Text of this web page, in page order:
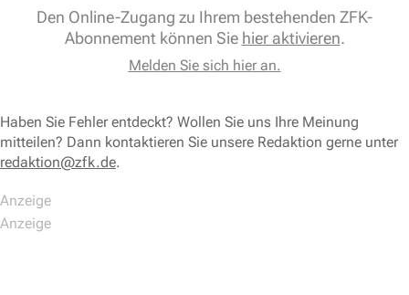
Den Online-Zugang zu Ihrem bestehenden ZFK-
Abonnement können Sie hier aktivieren.
Melden Sie sich hier an.
Haben Sie Fehler entdeckt? Wollen Sie uns Ihre Meinung
mitteilen? Dann kontaktieren Sie unsere Redaktion gerne unter
redaktion@zfk.de.